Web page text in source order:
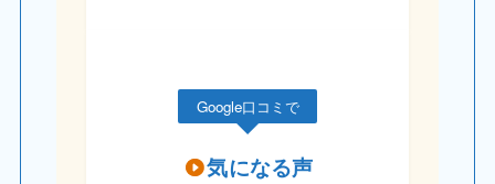
Google口コミで
気になる声